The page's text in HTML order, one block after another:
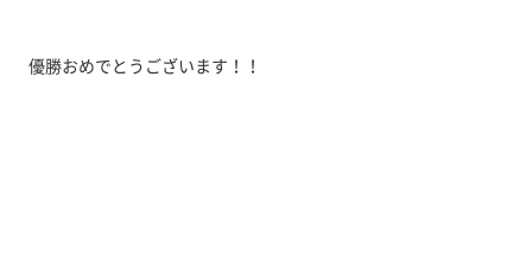
優勝おめでとうございます！！